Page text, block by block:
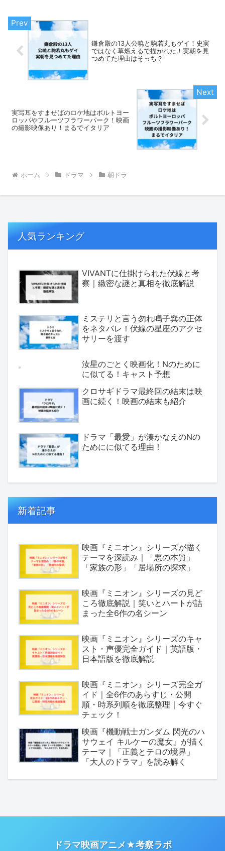
鎌倉殿の13人公暁と駒若丸もゲイ！史実
ではなく草燃えるで描かれた！実朝を見
つめてた理由はそっち？
実写耳をすませばのロケ地はポルトヨー
ロッパやフルーツフラワーパーク！映画
の撮影映像あり！まるでイタリア
ホーム ドラマ 朝ドラ
人気ランキング
VIVANTに仕掛けられた伏線と考
察｜緻密な謎と真相を徹底解説
ミステリと言う勿れ鳴子巽の正体
をネタバレ！伏線の星座のアクセ
サリーを渡す
汝星のごとく映画化！Nのために
に似てる！キャスト予想
クロサギドラマ最終回の結末は映
画に続く！映画の結末も紹介
ドラマ「最愛」が湊かなえのNの
ためにに似てる理由！
新着記事
映画『ミニオン』シリーズが描く
テーマを深読み｜「悪の本質」
「家族の形」「居場所の探求」
映画『ミニオン』シリーズの見ど
ころ徹底解説｜笑いとハートが詰
まった全6作の名シーン
映画『ミニオン』シリーズのキャ
スト・声優完全ガイド｜英語版・
日本語版を徹底解説
映画『ミニオン』シリーズ完全ガ
イド｜全6作のあらすじ・公開
順・時系列順を徹底整理｜今すぐ
チェック！
映画『機動戦士ガンダム 閃光のハ
サウェイ キルケーの魔女』が描く
テーマ｜「正義とテロの境界」
「大人のドラマ」を読み解く
ドラマ映画アニメ★考察ラボ